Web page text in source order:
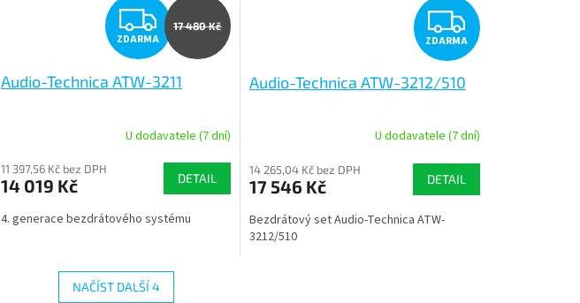
Z
D
A
R
M
A
ZDARMA
17 480 Kč
Audio-Technica ATW-3211
U dodavatele (7 dní)
11 397,56 Kč bez DPH
14 019 Kč DETAIL
4. generace bezdrátového systému
Z
D
A
R
M
A
ZDARMA
Audio-Technica ATW-3212/510
U dodavatele (7 dní)
14 265,04 Kč bez DPH
17 546 Kč DETAIL
Bezdrátový set Audio-Technica ATW-
3212/510
NAČÍST DALŠÍ 4